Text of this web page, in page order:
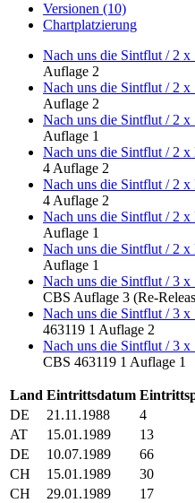
Versionen (10)
Chartplatzierung
Nach uns die Sintflut / 2
Auflage 2
Nach uns die Sintflut / 2
Auflage 2
Nach uns die Sintflut / 2
Auflage 1
Nach uns die Sintflut / 2 x
4 Auflage 2
Nach uns die Sintflut / 2 x
4 Auflage 2
Nach uns die Sintflut / 2 x
Auflage 1
Nach uns die Sintflut / 2 x
Auflage 1
Nach uns die Sintflut / 3
CBS Auflage 3 (Re-
Nach uns die Sintflut / 3
463119 1 Auflage 2
Nach uns die Sintflut / 3
CBS 463119 1 Auflage 1
Land Eintrittsdatum
DE
21.11.1988 4
AT
15.01.1989 13
DE
10.07.1989 66
CH
15.01.1989 30
CH
29.01.1989 17